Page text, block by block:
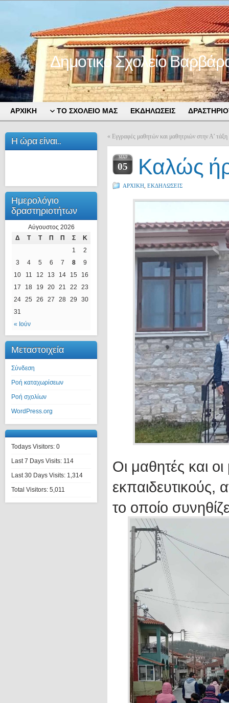
Δημοτικό Σχολείο
ΑΡΧΙΚΗ ΤΟ ΣΧΟΛΕΙΟ ΜΑΣ ΕΚΔΗΛΩΣΕΙΣ
Η ώρα είναι..
Ημερολόγιο
δραστηριοτήτων
Αύγουστος 2026
Δ
Τ Τ Π Π Σ Κ
« Ιούν
1
2
3
4 5 6 7 8
9
10
11 12 13 14 15
16
17
18 19 20 21 22
23
24 25 26 27 28 29
30
31
Μεταστοιχεία
Σύνδεση
Ροή καταχωρίσεων
Ροή σχολίων
WordPress.org
Todays Visitors: 0
Last 7 Days Visits: 114
Last 30 Days Visits: 1,314
Total Visitors: 5,011
« Εγγραφές μαθητών και μαθητριών στην Α’
ΜΑΡ
05 Καλώς
ΑΡΧΙΚΗ ΕΚΔΗΛΩΣΕΙΣ
Οι μαθητές και
εκπαιδευτικούς,
το οποίο